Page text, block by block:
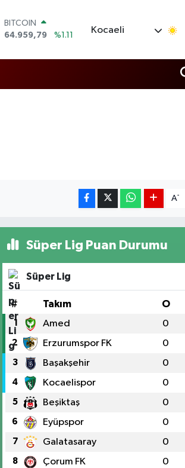
64.959,79
DOLAR
EURO
Kocaeli
A-
Süper Lig Puan Durumu
Süper Lig
# Takım O
1 Amed 0
2 Erzurumspor FK 0
3 Başakşehir 0
4 Kocaelispor 0
5 Beşiktaş 0
6 Eyüpspor 0
7 Galatasaray 0
8 Çorum FK 0